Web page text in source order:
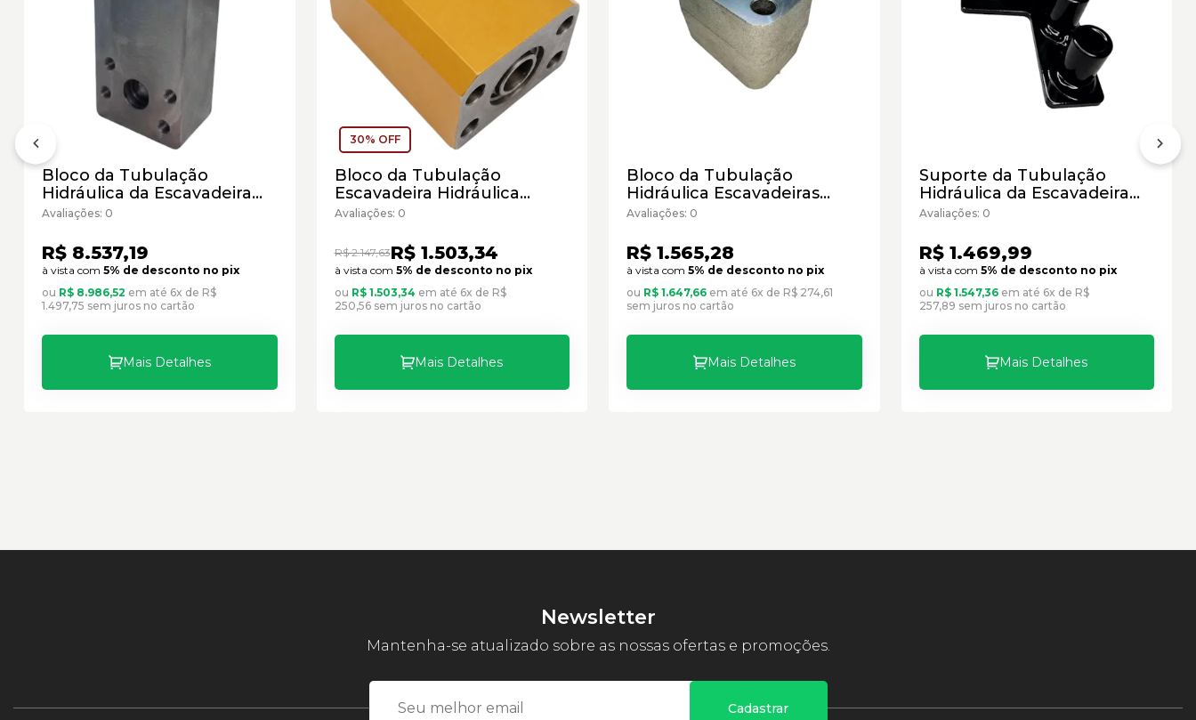
Bloco da Tubulação
Hidráulica da Escavadeira
Caterpillar Cód:2076222 -
Avaliações: 0
R$ 8.537,19
à vista com 5% de desconto no pix
ou R$ 8.986,52 em até 6x de R$
1.497,75 sem juros no cartão
Mais Detalhes
30% OFF
Bloco da Tubulação
Escavadeira Hidráulica
Caterpillar Cód:2751440 -
Avaliações: 0
R$ 2.147,63R$ 1.503,34
à vista com 5% de desconto no pix
ou R$ 1.503,34 em até 6x de R$
250,56 sem juros no cartão
Mais Detalhes
Bloco da Tubulação
Hidráulica Escavadeiras
Caterpillar Cód:5I4174 -
Avaliações: 0
R$ 1.565,28
à vista com 5% de desconto no pix
ou R$ 1.647,66 em até 6x de R$ 274,61
sem juros no cartão
Mais Detalhes
Suporte da Tubulação
Hidráulica da Escavadeira
Caterpillar Cód:1716753 -
Avaliações: 0
R$ 1.469,99
à vista com 5% de desconto no pix
ou R$ 1.547,36em até 6x de R$
257,89 sem juros no cartão
Mais Detalhes
Newsletter
Mantenha-se atualizado sobre as nossas ofertas e promoções.
Cadastrar